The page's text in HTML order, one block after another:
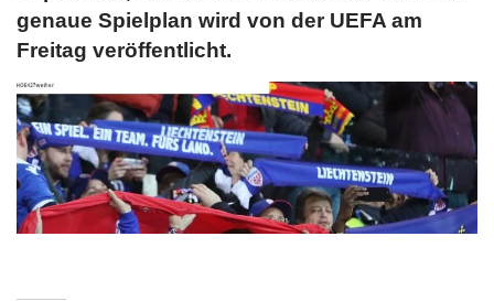
genaue Spielplan wird von der UEFA am
Freitag veröffentlicht.